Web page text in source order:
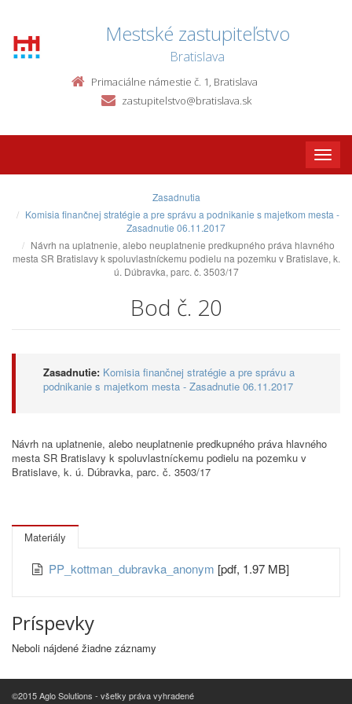
Mestské zastupiteľstvo
Bratislava
Primaciálne námestie č. 1, Bratislava
zastupitelstvo@bratislava.sk
Toggle
Zasadnutia
Komisia finančnej stratégie a pre správu a podnikanie s majetkom mesta -
Zasadnutie 06.11.2017
Návrh na uplatnenie, alebo neuplatnenie predkupného práva hlavného
mesta SR Bratislavy k spoluvlastníckemu podielu na pozemku v Bratislave, k.
ú. Dúbravka, parc. č. 3503/17
Bod č. 20
Zasadnutie: Komisia finančnej stratégie a pre správu a
podnikanie s majetkom mesta - Zasadnutie 06.11.2017
Návrh na uplatnenie, alebo neuplatnenie predkupného práva hlavného
mesta SR Bratislavy k spoluvlastníckemu podielu na pozemku v
Bratislave, k. ú. Dúbravka, parc. č. 3503/17
Materiály
PP_kottman_dubravka_anonym [pdf, 1.97 MB]
Príspevky
Neboli nájdené žiadne záznamy
©2015 Aglo Solutions - všetky práva vyhradené